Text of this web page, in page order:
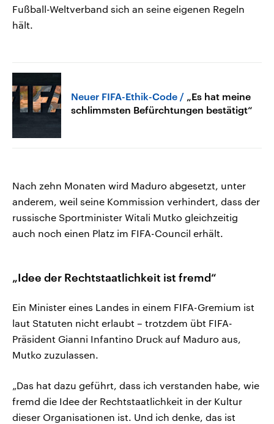
Fußball-Weltverband sich an seine eigenen Regeln
hält.
Neuer FIFA-Ethik-Code
„Es hat meine
schlimmsten Befürchtungen bestätigt“
Nach zehn Monaten wird Maduro abgesetzt, unter
anderem, weil seine Kommission verhindert, dass der
russische Sportminister Witali Mutko gleichzeitig
auch noch einen Platz im FIFA-Council erhält.
„Idee der Rechtstaatlichkeit ist fremd“
Ein Minister eines Landes in einem FIFA-Gremium ist
laut Statuten nicht erlaubt – trotzdem übt FIFA-
Präsident Gianni Infantino Druck auf Maduro aus,
Mutko zuzulassen.
„Das hat dazu geführt, dass ich verstanden habe, wie
fremd die Idee der Rechtstaatlichkeit in der Kultur
dieser Organisationen ist. Und ich denke, das ist